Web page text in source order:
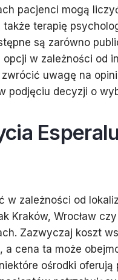
pacjenci mogą
terapię
są zarówno
w zależności od
uwagę na
podjęciu decyzji o
w zależności od
Kraków, Wrocław
Zazwyczaj koszt
a cena ta może
ośrodki